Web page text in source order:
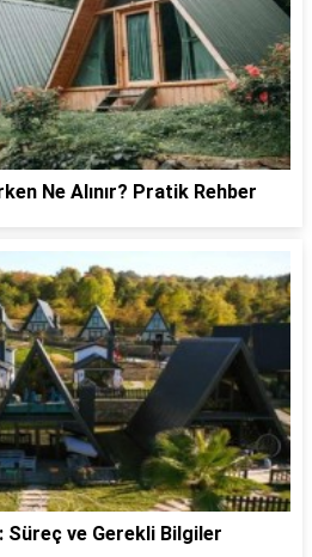
Ne Alınır? Pratik Rehber
Süreç ve Gerekli Bilgiler